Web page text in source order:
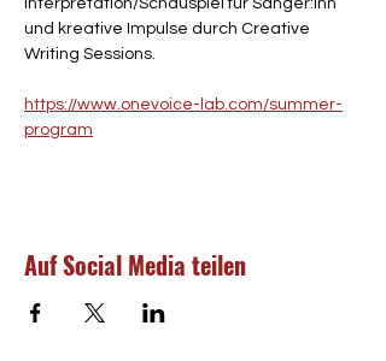
Interpretation/Schauspiel für Sänger:inn​
und kreative Impulse durch Creative
Writing Sessions.
https://www.onevoice-lab.com/summer-
program
Auf Social Media teilen